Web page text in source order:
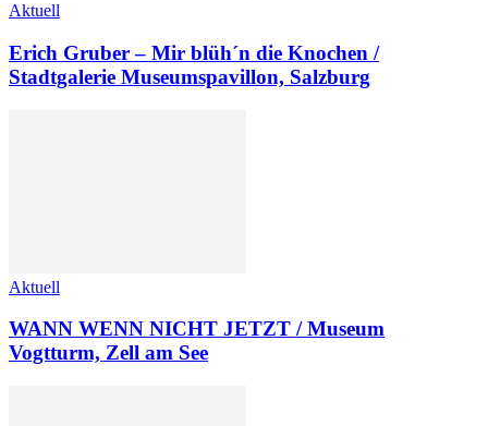
Aktuell
Erich Gruber – Mir blüh´n die Knochen /
Stadtgalerie Museumspavillon, Salzburg
Aktuell
WANN WENN NICHT JETZT / Museum
Vogtturm, Zell am See